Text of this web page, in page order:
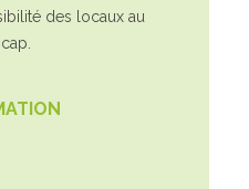
des locaux au